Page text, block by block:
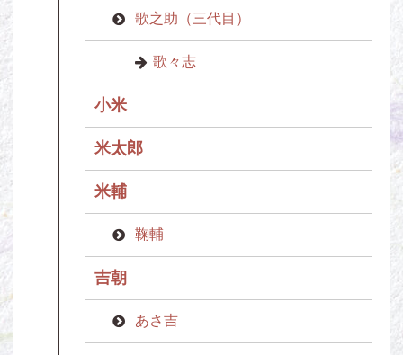
歌之助（三代目）
歌々志
小米
米太郎
米輔
鞠輔
吉朝
あさ吉